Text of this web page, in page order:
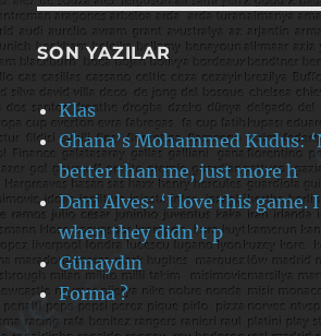
SON YAZILAR
Klas
Ghana’s Mohammed Kudus:
better than me, just more h
Dani Alves: ‘I love this game.
when they didn’t p
Günaydın
Forma ?